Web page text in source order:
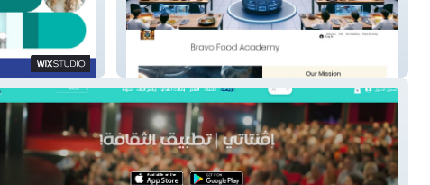
Bravo Food Academy